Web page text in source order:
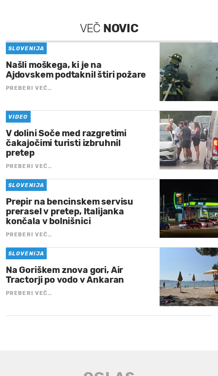
VEČ NOVIC
SLOVENIJA
Našli moškega, ki je na
Ajdovskem podtaknil štiri požare
PREBERI VEČ…
VIDEO
V dolini Soče med razgretimi
čakajočimi turisti izbruhnil
pretep
PREBERI VEČ…
SLOVENIJA
Prepir na bencinskem servisu
prerasel v pretep, Italijanka
končala v bolnišnici
PREBERI VEČ…
SLOVENIJA
Na Goriškem znova gori, Air
Tractorji po vodo v Ankaran
PREBERI VEČ…